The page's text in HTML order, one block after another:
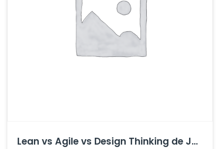
Lean vs Agile vs Design Thinking de Jeff Gothelf